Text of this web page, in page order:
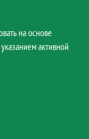
на основе
активной